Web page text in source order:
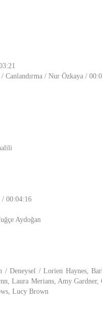
/ Nur Özkaya /
/ 00:04:16
Aydoğan
Deneysel / Lorien Haynes,
Laura Merians, Amy Gardner,
Lucy Brown